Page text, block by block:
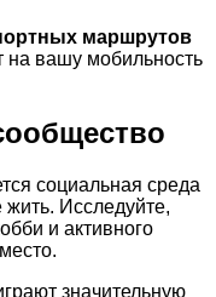
маршрутов
на вашу мобильность
социальная среда
Исследуйте,
и активного
значительную